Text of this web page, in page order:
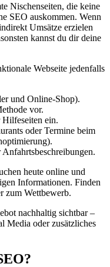
Nischenseiten, die keine
SEO auskommen. Wenn
Umsätze erzielen
kannst du dir deine
Webseite jedenfalls
und Online-Shop).
vor.
ein.
oder Termine beim
heute online und
Informationen. Finden
zum Wettbewerb.
nachhaltig sichtbar –
Media oder zusätzliches